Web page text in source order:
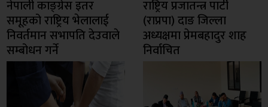
नेपाली काङ्ग्रेस इतर
समूहको राष्ट्रिय भेलालाई
निवर्तमान सभापति देउवाले
सम्बोधन गर्ने
राष्ट्रिय प्रजातन्त्र पार्टी
(राप्रपा) दाङ जिल्ला
अध्यक्षमा प्रेमबहादुर शाह
निर्वाचित